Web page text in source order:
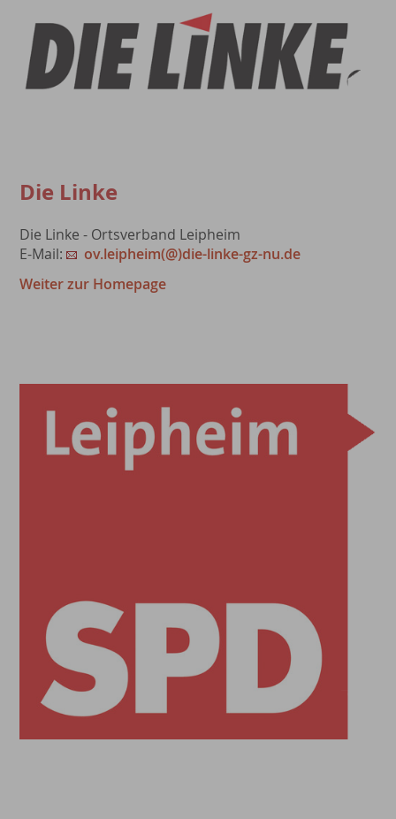
Die Linke
Die Linke - Ortsverband Leipheim
E-Mail:
ov.leipheim(@)die-linke-gz-nu.de
Weiter zur Homepage